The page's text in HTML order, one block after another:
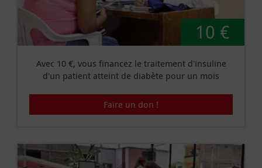
10 €
Avec 10 €, vous financez le traitement d'insuline
d'un patient atteint de diabète pour un mois
Faire un don !